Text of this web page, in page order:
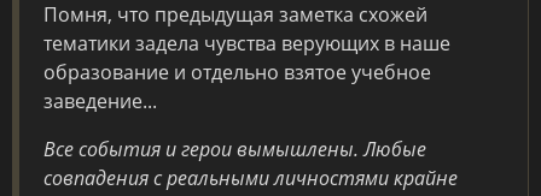
Помня, что предыдущая заметка схожей
тематики задела чувства верующих в наше
образование и отдельно взятое учебное
заведение...
Все события и герои вымышлены. Любые
совпадения с реальными личностями крайне